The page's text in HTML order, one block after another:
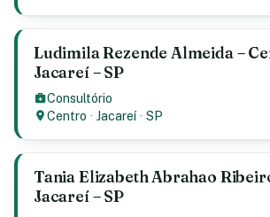
Ludimila Rezende Almeida –
Jacareí – SP
Consultório
Centro ·Jacareí ·SP
Tania Elizabeth Abrahao
Jacareí – SP